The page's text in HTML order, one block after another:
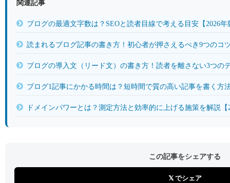
関連記事
ブログの最適文字数は？SEOと読者目線で考える目安【2026年
読まれるブログ記事の書き方！初心者が押さえるべき9つのコ
ブログの導入文（リード文）の書き方！読者を離さない3つの
ブログ1記事にかかる時間は？短時間で質の高い記事を書く方
ドメインパワーとは？測定方法と効率的に上げる施策を解説【
この記事をシェアする
𝕏 でシェア